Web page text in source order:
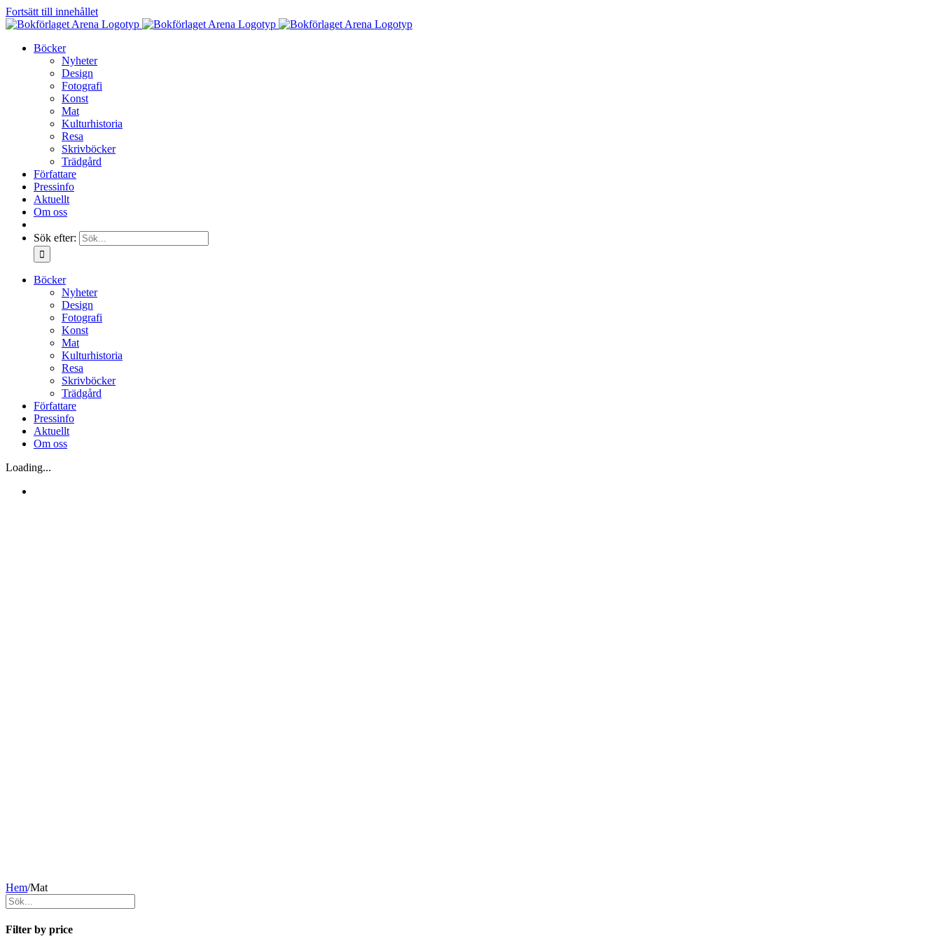
Fortsätt till innehållet
Böcker
Nyheter
Design
Fotografi
Konst
Mat
Kulturhistoria
Resa
Skrivböcker
Trädgård
Författare
Pressinfo
Aktuellt
Om oss
Sök efter:
Böcker
Nyheter
Design
Fotografi
Konst
Mat
Kulturhistoria
Resa
Skrivböcker
Trädgård
Författare
Pressinfo
Aktuellt
Om oss
Loading...
Hem/Mat
Filter by price